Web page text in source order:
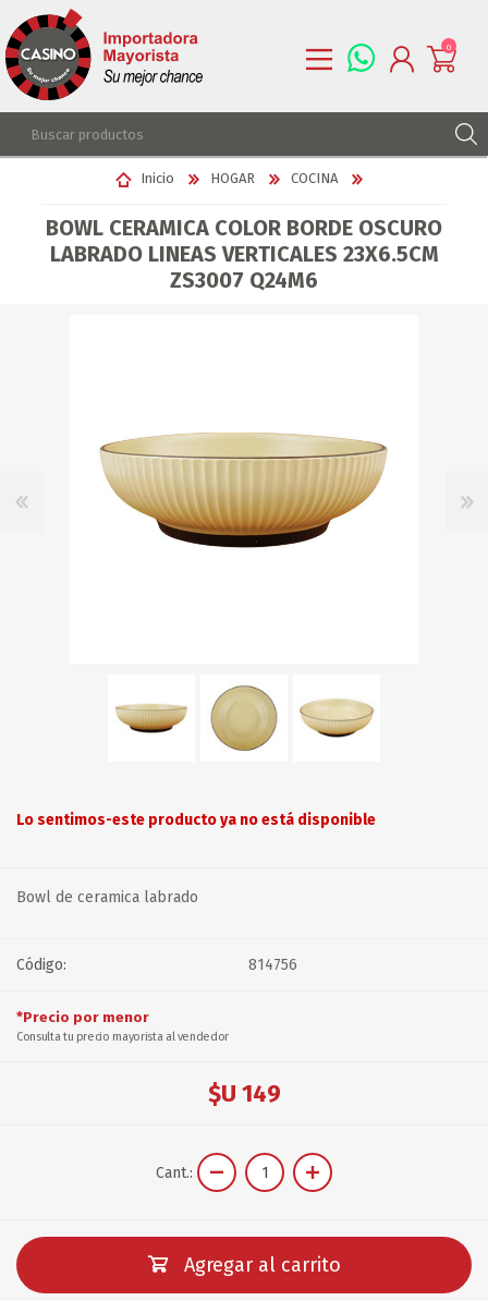
REGISTRARSE
LISTA DE DESEOS
0
Inicio HOGAR COCINA
BOWL CERAMICA COLOR BORDE OSCURO
LABRADO LINEAS VERTICALES 23X6.5CM
ZS3007 Q24M6
Lo sentimos-este producto ya no está disponible
Bowl de ceramica labrado
Código: 814756
*Precio por menor
Consulta tu precio mayorista al vendedor
$U 149
Cant.:
Agregar al carrito